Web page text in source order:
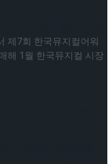
원-정수빈-이효원-
제7회 한국뮤지컬어워
해 1월 한국뮤지컬 시장